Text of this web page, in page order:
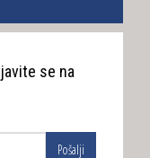
se na
Pošalji